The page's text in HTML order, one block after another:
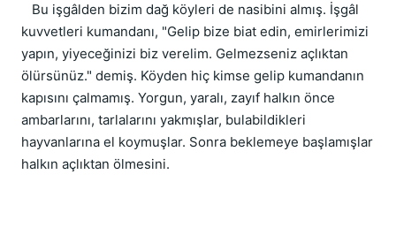
Bu işgâlden bizim dağ köyleri de nasibini almış. İşgâl
kuvvetleri kumandanı, "Gelip bize biat edin, emirlerimizi
yapın, yiyeceğinizi biz verelim. Gelmezseniz açlıktan
ölürsünüz." demiş. Köyden hiç kimse gelip kumandanın
kapısını çalmamış. Yorgun, yaralı, zayıf halkın önce
ambarlarını, tarlalarını yakmışlar, bulabildikleri
hayvanlarına el koymuşlar. Sonra beklemeye başlamışlar
halkın açlıktan ölmesini.